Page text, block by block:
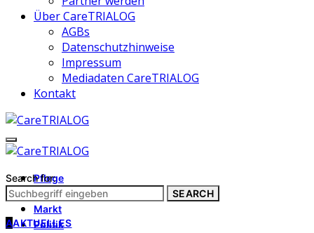
Über CareTRIALOG
AGBs
Datenschutzhinweise
Impressum
Mediadaten CareTRIALOG
Kontakt
Pflege
Architektur
Markt
Politik
Search for:
SEARCH
AAKTUELLES